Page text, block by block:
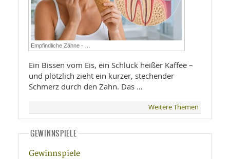
Empfindliche Zähne - …
Ein Bissen vom Eis, ein Schluck heißer Kaffee –
und plötzlich zieht ein kurzer, stechender
Schmerz durch den Zahn. Das …
Weitere Themen
GEWINNSPIELE
Gewinnspiele